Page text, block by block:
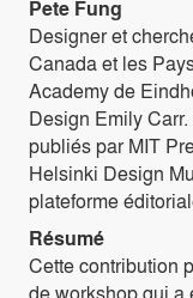
Pete Fung
Designer et
Canada et les
Academy de
Design Emily
publiés par MIT
Helsinki Design
plateforme
Résumé
Cette contribution